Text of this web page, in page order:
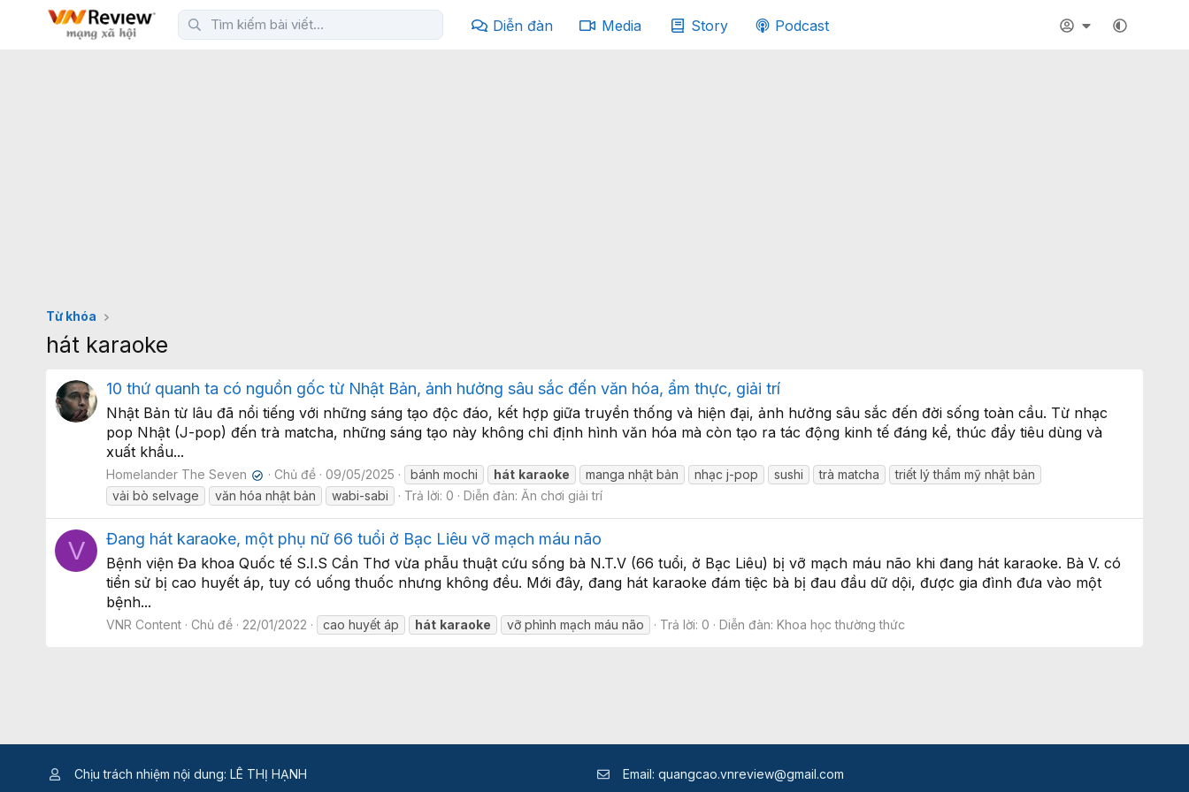
Diễn đàn Media Story Podcast
Từ khóa
hát karaoke
10 thứ quanh ta có nguồn gốc từ Nhật Bản, ảnh hưởng sâu sắc đến văn hóa, ẩm thực, giải trí
Nhật Bản từ lâu đã nổi tiếng với những sáng tạo độc đáo, kết hợp giữa truyền thống và hiện đại, ảnh hưởng sâu sắc đến đời sống toàn cầu. Từ nhạc
pop Nhật (J-pop) đến trà matcha, những sáng tạo này không chỉ định hình văn hóa mà còn tạo ra tác động kinh tế đáng kể, thúc đẩy tiêu dùng và
xuất khẩu...
Homelander The Seven ✔ Chủ đề 09/05/2025 bánh mochi hát karaoke manga nhật bản nhạc j-pop sushi trà matcha
triết lý thẩm mỹ nhật bản
vải bò selvage
văn hóa nhật bản wabi-sabi Trả lời: 0 Diễn đàn: Ăn chơi giải trí
V Đang hát karaoke, một phụ nữ 66 tuổi ở Bạc Liêu vỡ mạch máu não
Bệnh viện Đa khoa Quốc tế S.I.S Cần Thơ vừa phẫu thuật cứu sống bà N.T.V (66 tuổi, ở Bạc Liêu) bị vỡ mạch máu não khi đang hát karaoke. Bà V. có
tiền sử bị cao huyết áp, tuy có uống thuốc nhưng không đều. Mới đây, đang hát karaoke đám tiệc bà bị đau đầu dữ dội, được gia đình đưa vào một
bệnh...
VNR Content Chủ đề 22/01/2022 cao huyết áp hát karaoke vỡ phình mạch máu não Trả lời: 0 Diễn đàn: Khoa học thường thức
Chịu trách nhiệm nội dung: LÊ THỊ HẠNH Email: quangcao.vnreview@gmail.com